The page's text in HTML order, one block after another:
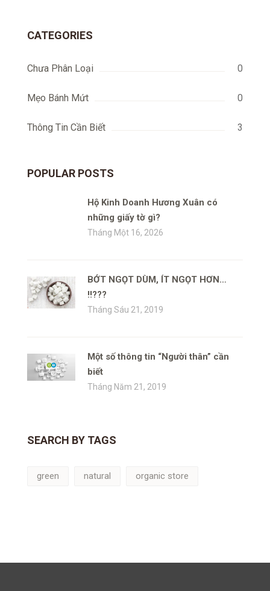
CATEGORIES
Chưa Phân Loại 0
Mẹo Bánh Mứt 0
Thông Tin Cần Biết 3
POPULAR POSTS
Hộ Kinh Doanh Hương Xuân có
những giấy tờ gì?
Tháng Một 16, 2026
BỚT NGỌT DÙM, ÍT NGỌT HƠN…
!!???
Tháng Sáu 21, 2019
Một số thông tin “Người thân” cần
biết
Tháng Năm 21, 2019
SEARCH BY TAGS
green natural organic store